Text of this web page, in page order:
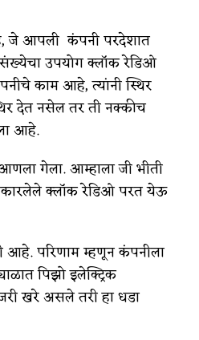
जे आपली कंपनी परदेशात
उपयोग क्लॉक रेडिओ
काम आहे, त्यांनी स्थिर
देत नसेल तर ती नक्कीच
आहे.
गेला. आम्हाला जी भीती
क्लॉक रेडिओ परत येऊ
आहे. परिणाम म्हणून कंपनीला
पिझो इलेक्ट्रिक
खरे असले तरी हा धडा